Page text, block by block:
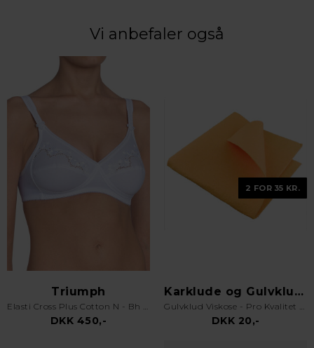
Vi anbefaler også
Triumph
Elasti Cross Plus Cotton N - Bh uden bøjle - Hvid
DKK 450,-
2 FOR 35 KR.
Karklude og Gulvklude
Gulvklud Viskose - Pro Kvalitet - Orange
DKK 20,-